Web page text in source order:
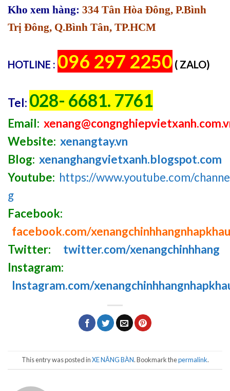
Kho xem hàng: 334 Tân Hòa Đông, P.Bình
Trị Đông, Q.Bình Tân, TP.HCM
HOTLINE : 096 297 2250 ( ZALO)
Tel: 028- 6681. 7761
Email:
Website: xenangtay.vn
Blog: xenanghangvietxanh.blogspot.com
Youtube: https://www.youtube.com/
g
Facebook:
facebook.com/xenangchinhhangnhapkhau
Twitter:
twitter.com/xenangchinhhang
Instagram:
Instagram.com/
This entry was posted inXE NÂNG BÀN. Bookmark thepermalink.